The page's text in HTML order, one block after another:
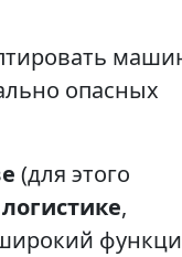
опасных
(для этого
,